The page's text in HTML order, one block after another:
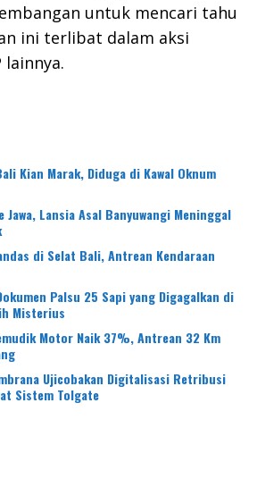
untuk mencari tahu
ini terlibat dalam aksi
lainnya.
Kian Marak, Diduga di Kawal Oknum
Jawa, Lansia Asal Banyuwangi Meninggal
di Selat Bali, Antrean Kendaraan
Palsu 25 Sapi yang Digagalkan di
Misterius
Motor Naik 37%, Antrean 32 Km
Ujicobakan Digitalisasi Retribusi
Sistem Tolgate